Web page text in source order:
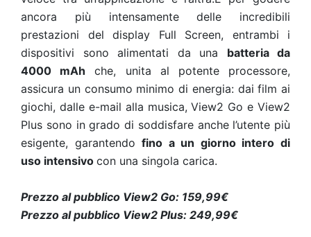
ancora più intensamente delle incredibili
prestazioni del display Full Screen, entrambi i
dispositivi sono alimentati da una batteria da
4000 mAh che, unita al potente processore,
assicura un consumo minimo di energia: dai film ai
giochi, dalle e-mail alla musica, View2 Go e View2
Plus sono in grado di soddisfare anche l’utente più
esigente, garantendofino a un giorno intero di
uso intensivo con una singola carica.
Prezzo al pubblico View2 Go: 159,99€
Prezzo al pubblico View2 Plus: 249,99€